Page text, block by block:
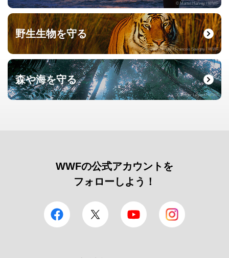
© Martin Harvey / WWF
野生生物を守る
© naturepl.com / Francois Savigny / WWF
森や海を守る
© Roger Leguen / WWF
WWFの公式アカウントを
フォローしよう！
facebook Twitter YouTube